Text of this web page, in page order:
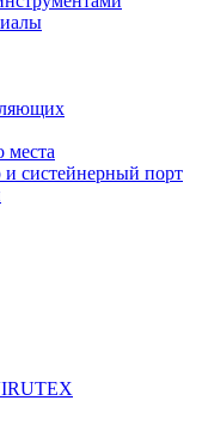
места
и систейнерный порт